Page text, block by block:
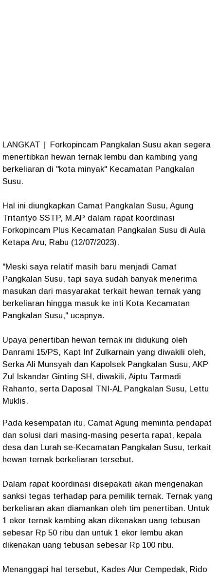
LANGKAT | Forkopincam Pangkalan Susu akan segera
menertibkan hewan ternak lembu dan kambing yang
berkeliaran di "kota minyak" Kecamatan Pangkalan
Susu.
Hal ini diungkapkan Camat Pangkalan Susu, Agung
Tritantyo SSTP, M.AP dalam rapat koordinasi
Forkopincam Plus Kecamatan Pangkalan Susu di Aula
Ketapa Aru, Rabu (12/07/2023).
"Meski saya relatif masih baru menjadi Camat
Pangkalan Susu, tapi saya sudah banyak menerima
masukan dari masyarakat terkait hewan ternak yang
berkeliaran hingga masuk ke inti Kota Kecamatan
Pangkalan Susu," ucapnya.
Upaya penertiban hewan ternak ini didukung oleh
Danrami 15/PS, Kapt Inf Zulkarnain yang diwakili oleh,
Serka Ali Munsyah dan Kapolsek Pangkalan Susu, AKP
Zul Iskandar Ginting SH, diwakili, Aiptu Tarmadi
Rahanto, serta Daposal TNI-AL Pangkalan Susu, Lettu
Muklis.
Pada kesempatan itu, Camat Agung meminta pendapat
dan solusi dari masing-masing peserta rapat, kepala
desa dan Lurah se-Kecamatan Pangkalan Susu, terkait
hewan ternak berkeliaran tersebut.
Dalam rapat koordinasi disepakati akan mengenakan
sanksi tegas terhadap para pemilik ternak. Ternak yang
berkeliaran akan diamankan oleh tim penertiban. Untuk
1 ekor ternak kambing akan dikenakan uang tebusan
sebesar Rp 50 ribu dan untuk 1 ekor lembu akan
dikenakan uang tebusan sebesar Rp 100 ribu.
Menanggapi hal tersebut, Kades Alur Cempedak, Rido